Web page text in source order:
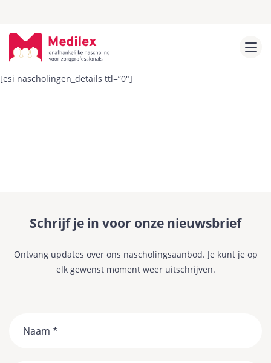
[esi nascholingen_details ttl=”0″]
Schrijf je in voor onze nieuwsbrief
Ontvang updates over ons nascholingsaanbod. Je kunt je op
elk gewenst moment weer uitschrijven.